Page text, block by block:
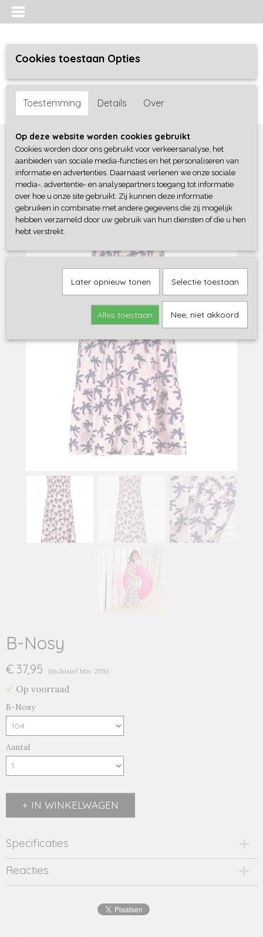
Inloggen Registreren
Home >Meisjes>jurken / rokken/ jumpsuit>B-Nosy
B-Nosy
€ 37,95 (inclusief btw 21%)
✓ Op voorraad
B-Nosy
Aantal
IN WINKELWAGEN
Specificaties
Productcode
Y403-5891-908-20453
Productcode leverancier
Reacties
Cookies toestaan Opties
Toestemming Details Over
Op deze website worden cookies gebruikt
Cookies worden door ons gebruikt voor verkeersanalyse, het
aanbieden van sociale media-functies en het personaliseren van
informatie en advertenties. Daarnaast verlenen we onze sociale
media-, advertentie- en analysepartners toegang tot informatie
over hoe u onze site gebruikt. Zij kunnen deze informatie
gebruiken in combinatie met andere gegevens die zij mogelijk
hebben verzameld door uw gebruik van hun diensten of die u hen
hebt verstrekt.
Later opnieuw tonen Selectie toestaan
Alles toestaan Nee, niet akkoord